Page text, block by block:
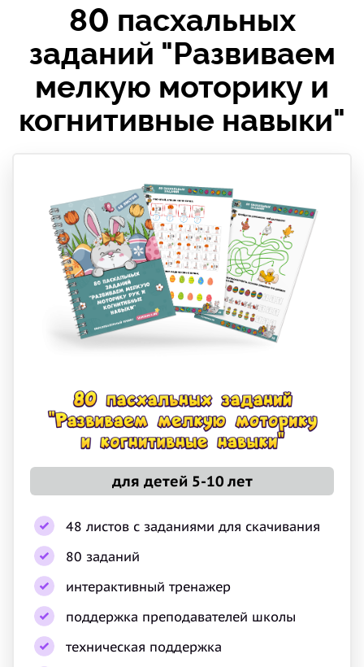
80 пасхальных
заданий "Развиваем
мелкую моторику и
когнитивные навыки"
для детей 5-10 лет
48 листов с заданиями для скачивания
80 заданий
интерактивный тренажер
поддержка преподавателей школы
техническая поддержка